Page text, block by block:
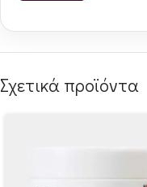
Σχετικά προϊόντα